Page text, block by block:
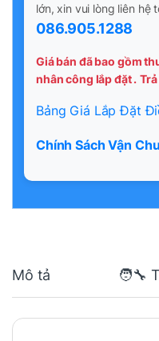
lớn, xin vui lòng liên hệ
086.905.1288
Giá bán đã bao gồm
nhân công lắp đặt .
Bảng Giá Lắp Đặt
Chính Sách Vận
Mô tả 🧑‍🔧